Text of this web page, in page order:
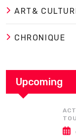
ART&
CHRONIQUE
Upcoming